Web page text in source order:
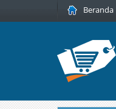
Beranda